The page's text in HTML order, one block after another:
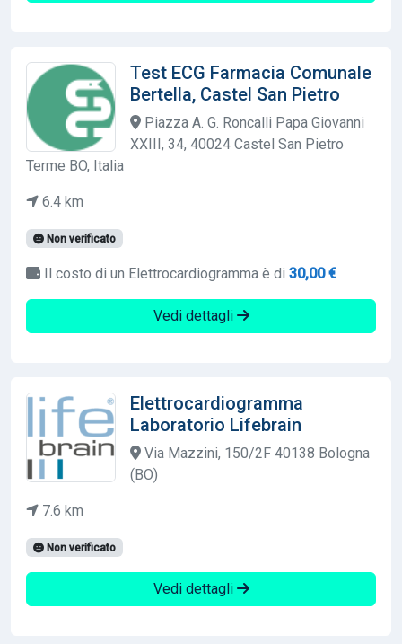
Test ECG Farmacia Comunale
Bertella, Castel San Pietro
Piazza A. G. Roncalli Papa Giovanni
XXIII, 34, 40024 Castel San Pietro
Terme BO, Italia
6.4 km
Non verificato
Il costo di un Elettrocardiogramma è di 30,00 €
Vedi dettagli
Elettrocardiogramma
Laboratorio Lifebrain
Via Mazzini, 150/2F 40138 Bologna
(BO)
7.6 km
Non verificato
Vedi dettagli